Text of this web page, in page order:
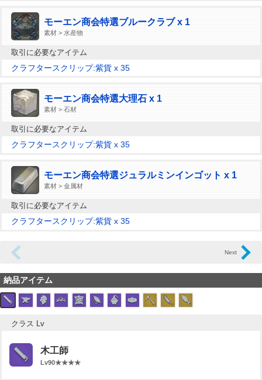
モーエン商会特選ブルークラブ x 1
素材 > 水産物
取引に必要なアイテム
クラフタースクリップ:紫貨 x 35
モーエン商会特選大理石 x 1
素材 > 石材
取引に必要なアイテム
クラフタースクリップ:紫貨 x 35
モーエン商会特選ジュラルミンインゴット x 1
素材 > 金属材
取引に必要なアイテム
クラフタースクリップ:紫貨 x 35
納品アイテム
クラス Lv
木工師
Lv90★★★★